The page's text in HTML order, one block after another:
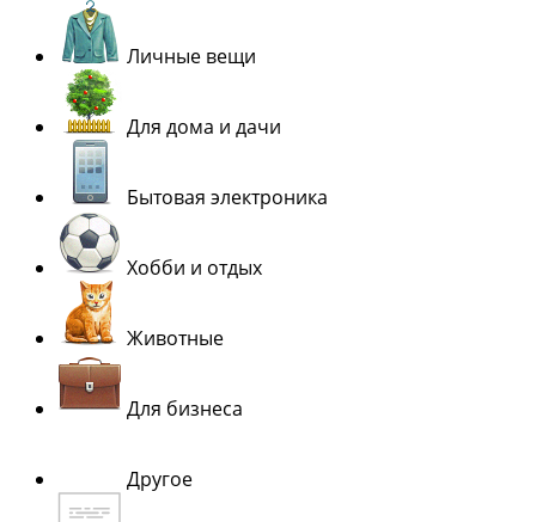
Личные вещи
Для дома и дачи
Бытовая электроника
Хобби и отдых
Животные
Для бизнеса
Другое